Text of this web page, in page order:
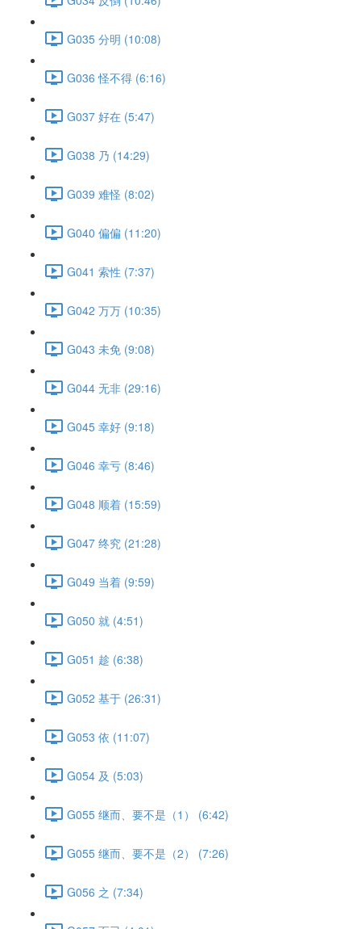
G035 分明 (10:08)
G036 怪不得 (6:16)
G037 好在 (5:47)
G038 乃 (14:29)
G039 难怪 (8:02)
G040 偏偏 (11:20)
G041 索性 (7:37)
G042 万万 (10:35)
G043 未免 (9:08)
G044 无非 (29:16)
G045 幸好 (9:18)
G046 幸亏 (8:46)
G048 顺着 (15:59)
G047 终究 (21:28)
G049 当着 (9:59)
G050 就 (4:51)
G051 趁 (6:38)
G052 基于 (26:31)
G053 依 (11:07)
G054 及 (5:03)
G055 继而、要不是（1） (6:42)
G055 继而、要不是（2） (7:26)
G056 之 (7:34)